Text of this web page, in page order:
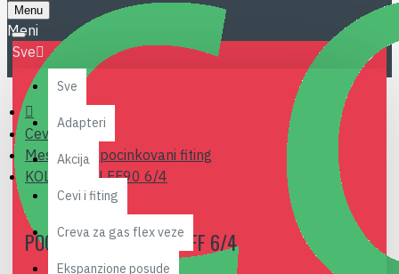
Menu
Sve
Sve
Adapteri
Akcija
Cevi i fiting
Creva za gas flex veze
Ekspanzione posude
Cevi i fiting
Mesingani i pocinkovani fiting
KOLENO ZN FF90 6/4
POCINKOVANO KOLENO FF 6/4